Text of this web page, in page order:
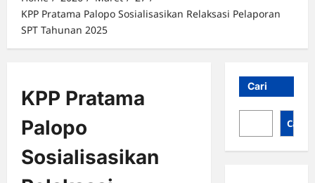
KPP Pratama Palopo Sosialisasikan Relaksasi Pelaporan
SPT Tahunan 2025
KPP Pratama
Palopo
Sosialisasikan
Cari
Cari